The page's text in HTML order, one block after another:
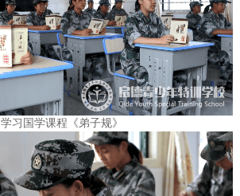
学习国学课程《弟子规》